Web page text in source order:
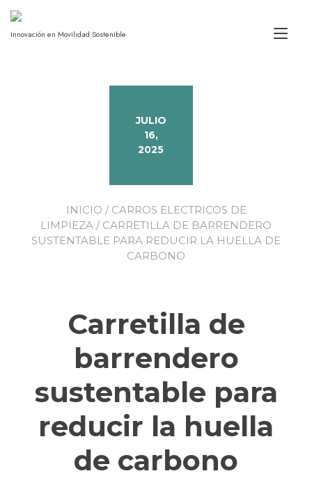
Innovación en Movilidad Sostenible
JULIO
16,
2025
INICIO / CARROS ELECTRICOS DE
LIMPIEZA / CARRETILLA DE BARRENDERO
SUSTENTABLE PARA REDUCIR LA HUELLA DE
CARBONO
Carretilla de
barrendero
sustentable para
reducir la huella
de carbono